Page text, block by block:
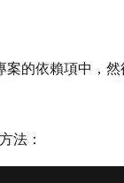
依賴項中，
法：